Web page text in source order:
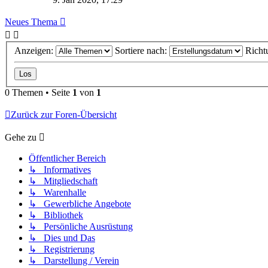
Neues Thema
Anzeigen: Sortiere nach:
0 Themen • Seite 1 von 1
Zurück zur Foren-Übersicht
Gehe zu
Öffentlicher Bereich
↳ Informatives
↳ Mitgliedschaft
↳ Warenhalle
↳ Gewerbliche Angebote
↳ Bibliothek
↳ Persönliche Ausrüstung
↳ Dies und Das
↳ Registrierung
↳ Darstellung / Verein